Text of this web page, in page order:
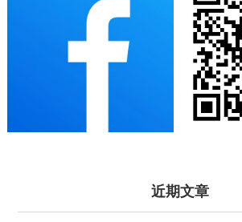
近期文章